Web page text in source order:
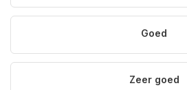
Goed
Zeer goed